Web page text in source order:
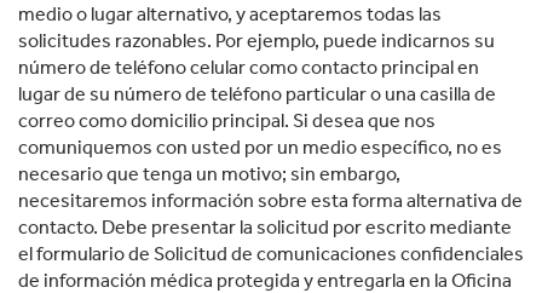
medio o lugar alternativo, y aceptaremos todas las
solicitudes razonables. Por ejemplo, puede indicarnos su
número de teléfono celular como contacto principal en
lugar de su número de teléfono particular o una casilla de
correo como domicilio principal. Si desea que nos
comuniquemos con usted por un medio específico, no es
necesario que tenga un motivo; sin embargo,
necesitaremos información sobre esta forma alternativa de
contacto. Debe presentar la solicitud por escrito mediante
el formulario de Solicitud de comunicaciones confidenciales
de información médica protegida y entregarla en la Oficina